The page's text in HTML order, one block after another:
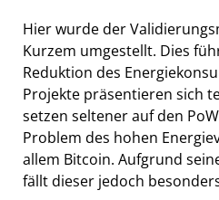
Hier wurde der
Kurzem umgestellt. Dies
Reduktion des
Projekte präsentieren sich
setzen seltener auf den
Problem des hohen
allem Bitcoin. Aufgrund
fällt dieser jedoch